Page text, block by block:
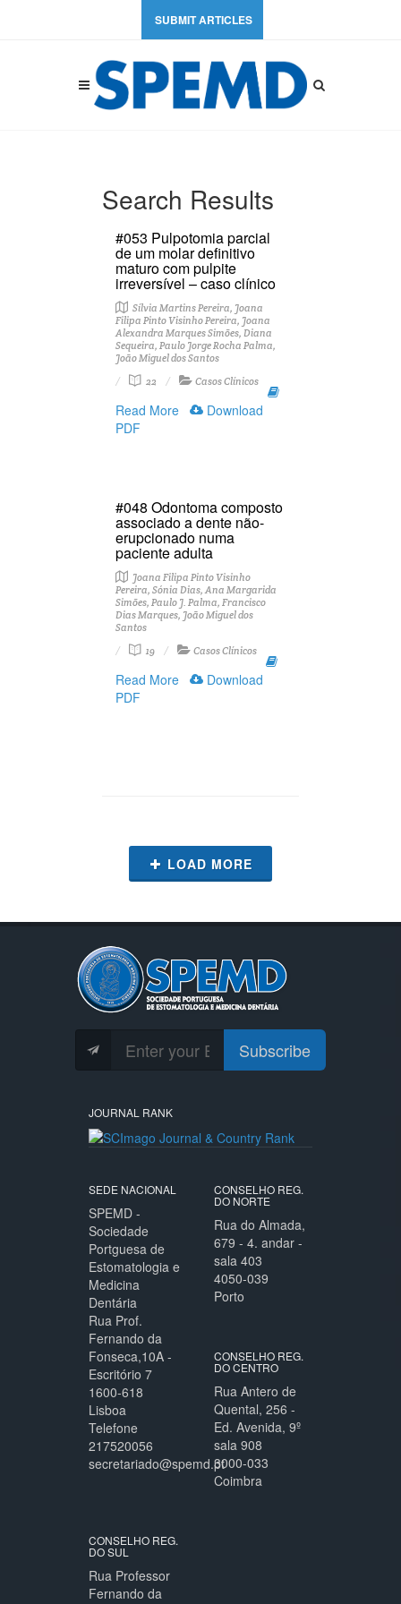
SUBMIT ARTICLES
Search Results
#053 Pulpotomia parcial
de um molar definitivo
maturo com pulpite
irreversível – caso clínico
Sílvia Martins Pereira, Joana
Filipa Pinto Visinho Pereira, Joana
Alexandra Marques Simões, Diana
Sequeira, Paulo Jorge Rocha Palma,
João Miguel dos Santos
22
Casos Clínicos
Read More
Download
PDF
#048 Odontoma composto
associado a dente não-
erupcionado numa
paciente adulta
Joana Filipa Pinto Visinho
Pereira, Sónia Dias, Ana Margarida
Simões, Paulo J. Palma, Francisco
Dias Marques, João Miguel dos
Santos
19
Casos Clínicos
Read More
Download
PDF
LOAD MORE
Subscribe
JOURNAL RANK
SEDE NACIONAL
SPEMD -
Sociedade
Portguesa de
Estomatologia e
Medicina
Dentária
Rua Prof.
Fernando da
Fonseca,10A -
Escritório 7
1600-618
Lisboa
Telefone
217520056
secretariado@spemd.pt
CONSELHO REG.
DO NORTE
Rua do Almada,
679 - 4. andar -
sala 403
4050-039
Porto
CONSELHO REG.
DO CENTRO
Rua Antero de
Quental, 256 -
Ed. Avenida, 9º
sala 908
3000-033
Coimbra
CONSELHO REG.
DO SUL
Rua Professor
Fernando da